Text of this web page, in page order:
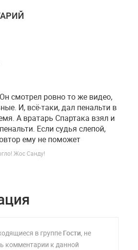
смотрел ровно то же видео,
И, всё-таки, дал пенальти в
А вратарь Спартака взял и
Если судья слепой,
ему не поможет
Жос Санду!
в группе Гости, не
комментарии к данной